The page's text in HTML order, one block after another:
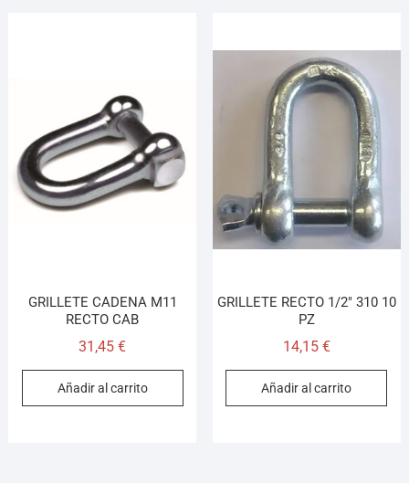
GRILLETE CADENA M11
RECTO CAB
31,45€
Añadir al carrito
GRILLETE RECTO 1/2″ 310 10
PZ
14,15 €
Añadir al carrito